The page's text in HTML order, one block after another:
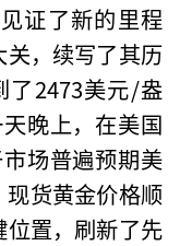
证了新的里程
，续写了其历
了2473美元/盎
晚上，在美国
场普遍预期美
货黄金价格顺
置，刷新了先